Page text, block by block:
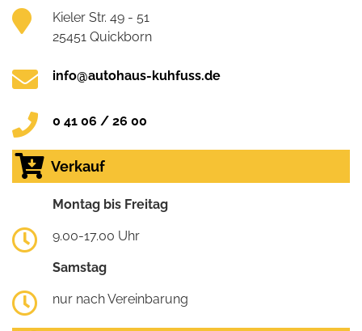
Kieler Str. 49 - 51
25451 Quickborn
info@autohaus-kuhfuss.de
0 41 06 / 26 00
Verkauf
Montag bis Freitag
9.00-17.00 Uhr
Samstag
nur nach Vereinbarung